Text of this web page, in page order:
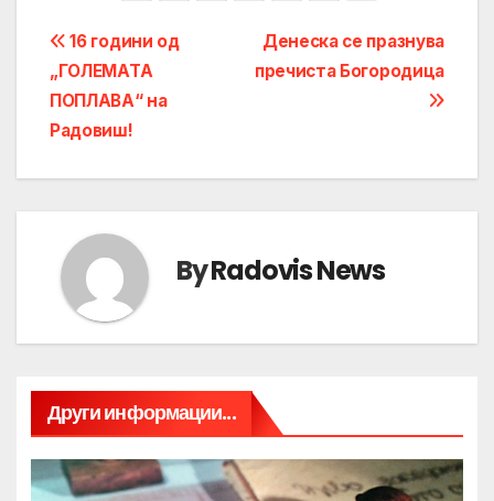
Post
navigation
Денеска се празнува
пречиста Богородица
16 години од
„ГОЛЕМАТА
ПОПЛАВА“ на
Радовиш!
ByRadovis News
Други информации...